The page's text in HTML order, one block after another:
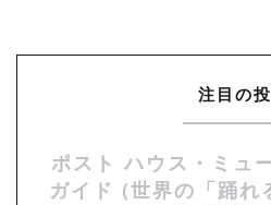
注目の
ポスト ハウス・ミュ
ガイド (世界の「踊れ